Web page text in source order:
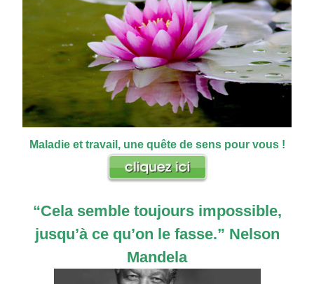
Maladie et travail, une quête de sens pour vous !
“Cela semble toujours impossible,
jusqu’à ce qu’on le fasse.” Nelson
Mandela